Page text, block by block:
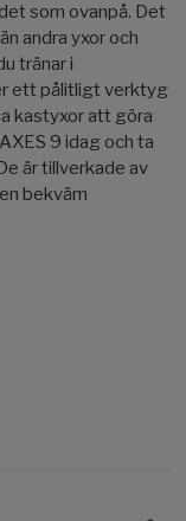
som ovanpå. Det
andra yxor och
tränar i
ett pålitligt verktyg
kastyxor att göra
9 idag och ta
är tillverkade av
bekväm